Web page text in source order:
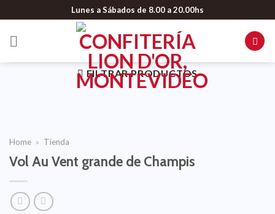
Lunes a Sábados de 8.00 a 20.00hs
FILTRAR PRODUCTOS
Home » Tienda
Vol Au Vent grande de Champis